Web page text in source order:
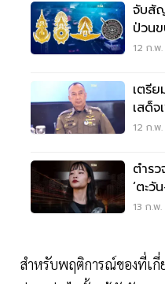
จับสั
ป่วน
12 ก.พ
เตรี
เสด็
12 ก.พ
ตำร
‘ตะ
วนเส
13 ก.พ
สำหรับพฤติการณ์ของที่เกี่